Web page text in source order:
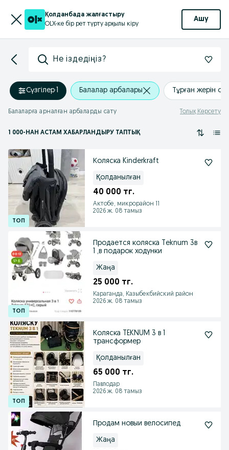
Қолданбада жалғастыру
OLX-ке бір рет түрту арқылы кіру
Ашу
Не іздедіңіз?
Сүзгілер·1 Балалар арбалары Тұрған жерін
Балаларға арналған арбаларды сату Толық Көрсету
1 000-НАН АСТАМ ХАБАРЛАНДЫРУ ТАПТЫҚ
Коляска Kinderkraft
Қолданылған
40 000 тг.
Актобе, микрорайон 11
2026 ж. 08 тамыз
Продается коляска Teknum 3в
1 ,в подарок ходунки
Жаңа
25 000 тг.
Караганда, Казыбекбийский район
2026 ж. 08 тамыз
Коляска TEKNUM 3 в 1
трансформер
Қолданылған
65 000 тг.
Павлодар
2026 ж. 08 тамыз
Продам новыи велосипед
Жаңа